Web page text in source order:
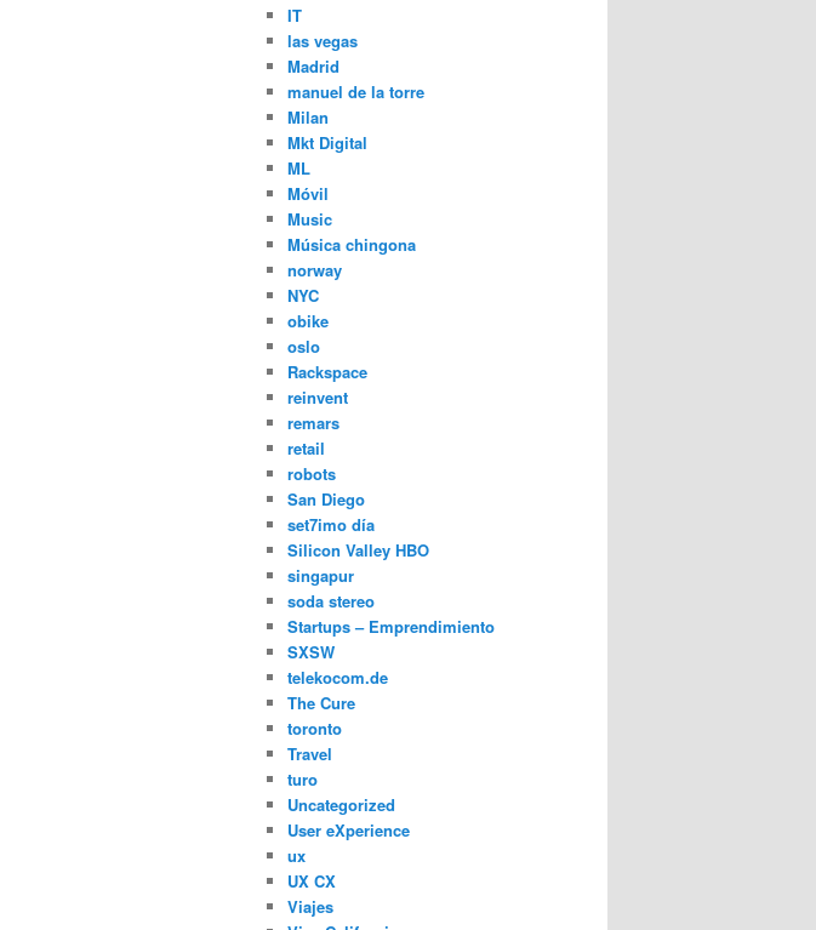
IT
las vegas
Madrid
manuel de la torre
Milan
Mkt Digital
ML
Móvil
Music
Música chingona
norway
NYC
obike
oslo
Rackspace
reinvent
remars
retail
robots
San Diego
set7imo día
Silicon Valley HBO
singapur
soda stereo
Startups – Emprendimiento
SXSW
telekocom.de
The Cure
toronto
Travel
turo
Uncategorized
User eXperience
ux
UX CX
Viajes